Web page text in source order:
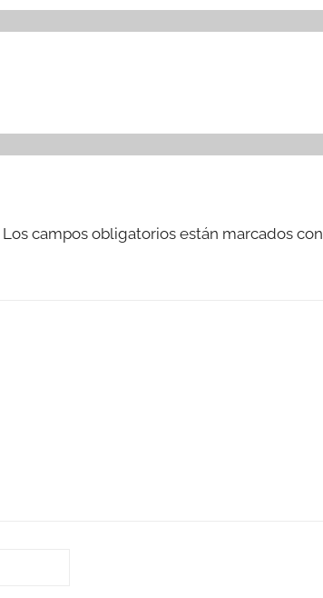
Los campos obligatorios están marcados con